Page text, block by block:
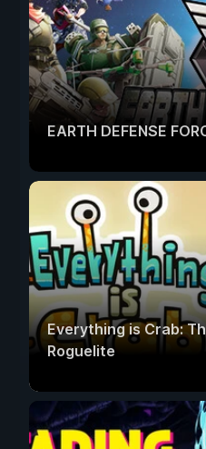
EARTH DEFENSE
Everything is Crab:
Roguelite